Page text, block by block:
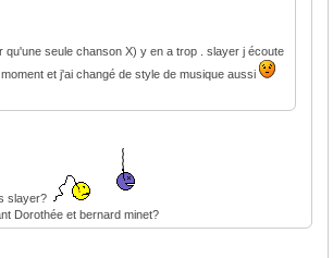
qu'une seule chanson X) y en a trop . slayer j écoute
et j'ai changé de style de musique aussi
slayer?
Dorothée et bernard minet?